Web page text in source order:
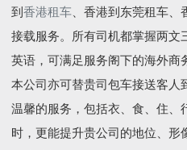
到 香港租车、香港到东莞租车、
接载服务。所有司机都掌握两文
英语，可满足服务阁下的海外商
本公司亦可替贵司包车接送客人
温馨的服务，包括衣、食、住、
时，更能提升贵公司的地位、形